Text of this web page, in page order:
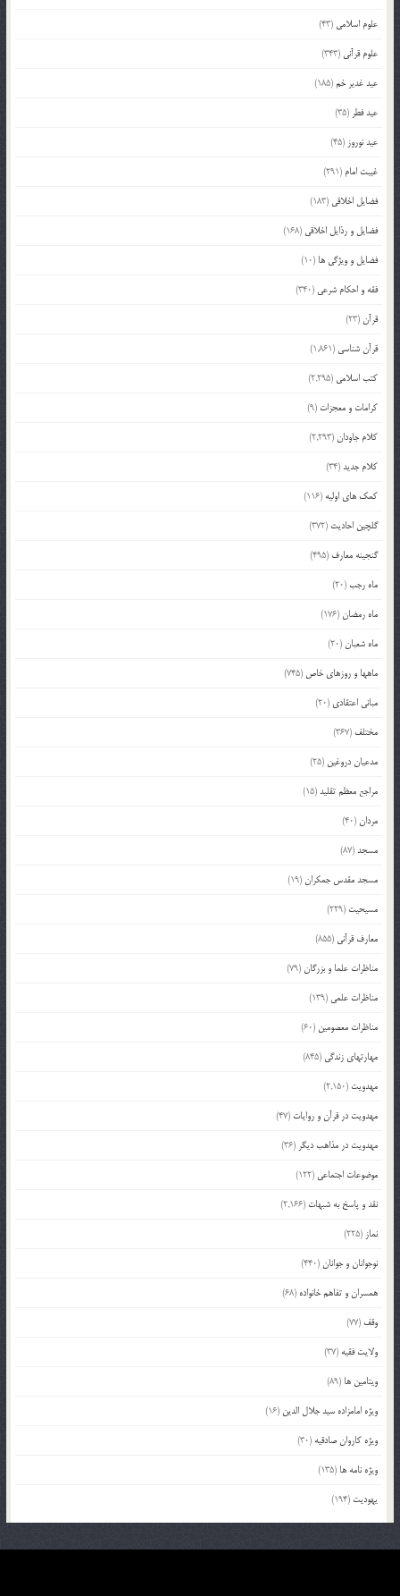
علوم اسلامی (43)
علوم قرآنی (343)
عید غدیر خم(185)
عید فطر (35)
عید نوروز (45)
غیبت امام (291)
فضایل اخلاقی (183)
فضایل و رذایل اخلاقی (168)
فضایل و ویژگی ها (10)
فقه و احکام شرعی (340)
قرآن(23)
قرآن شناسی (1,861)
کتب اسلامی (2,295)
کرامات و معجزات (9)
کلام جاودان(2,293)
کلام جدید(34)
کمک های اولیه (116)
گلچین احادیث (372)
گنجینه معارف (495)
ماه رجب(20)
ماه رمضان(176)
ماه شعبان(20)
ماهها و روزهای خاص (745)
مبانی اعتقادی (20)
مختلف (367)
مدعیان دروغین (25)
مراجع معظم تقلید(15)
مردان(40)
مسجد(87)
مسجد مقدس جمکران(19)
مسیحیت (229)
معارف قرآنی (855)
مناظرات علما و بزرگان(79)
مناظرات علمی (139)
مناظرات معصومین (60)
مهارتهای زندگی (845)
مهدویت (2,150)
مهدویت در قرآن و روایات (47)
مهدویت در مذاهب دیگر (36)
موضوعات اجتماعی (122)
نقد و پاسخ به شبهات (2,166)
نماز (225)
نوجوانان و جوانان(440)
همسران و تفاهم خانواده (68)
وقف (77)
ولایت فقیه (37)
ویتامین ها (89)
ویژه امامزاده سید جلال الدین (16)
ویژه کاروان صادقیه (30)
ویژه نامه ها (135)
یهودیت (194)